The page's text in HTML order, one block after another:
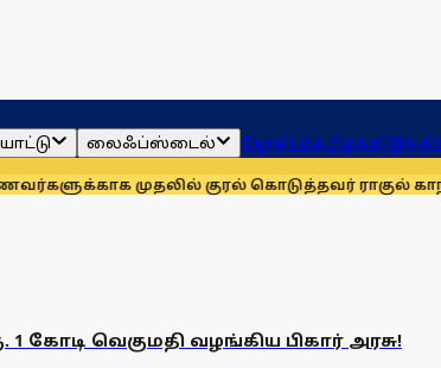
லைஃப்ஸ்டைல் ஜோதிடம்தமிழ்நாடு
முதலில் குரல் கொடுத்தவர் ராகுல் காந்தி:
வெகுமதி வழங்கிய பிகார் அரசு!